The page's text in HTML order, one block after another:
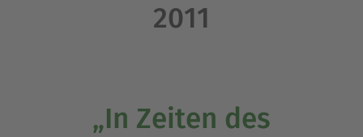
2011
„In Zeiten des